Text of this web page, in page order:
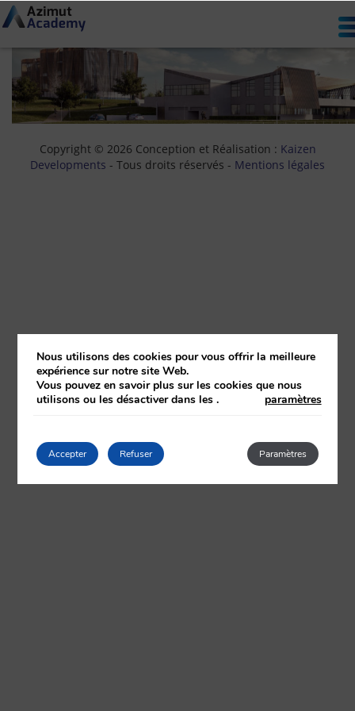
header-archi
Copyright © 2026 Conception et Réalisation : Kaizen
Developments - Tous droits réservés - Mentions légales
Nous utilisons des cookies pour vous offrir la meilleure
expérience sur notre site Web.
Vous pouvez en savoir plus sur les cookies que nous
utilisons ou les désactiver dans les
paramètres
.
Accepter Paramètres
Refuser